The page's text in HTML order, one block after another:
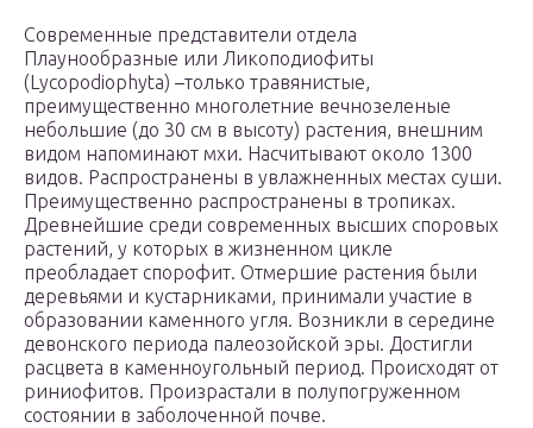
Современные представители отдела
Плаунообразные или Ликоподиофиты
(Lycopodiophyta) –только травянистые,
преимущественно многолетние вечнозеленые
небольшие (до 30 см в высоту) растения, внешним
видом напоминают мхи. Насчитывают около 1300
видов. Распространены в увлажненных местах суши.
Преимущественно распространены в тропиках.
Древнейшие среди современных высших споровых
растений, у которых в жизненном цикле
преобладает спорофит. Отмершие растения были
деревьями и кустарниками, принимали участие в
образовании каменного угля. Возникли в середине
девонского периода палеозойской эры. Достигли
расцвета в каменноугольный период. Происходят от
риниофитов. Произрастали в полупогруженном
состоянии в заболоченной почве.